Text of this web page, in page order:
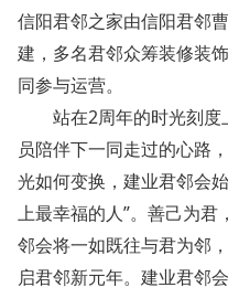
信阳君邻之家由信阳君邻
建，多名君邻众筹装修装
同参与运营。
站在2周年的时光刻
员陪伴下一同走过的心路
光如何变换，建业君邻会
上最幸福的人 ”。善己为君
邻会将一如既往与君为邻
启君邻新元年。建业君邻